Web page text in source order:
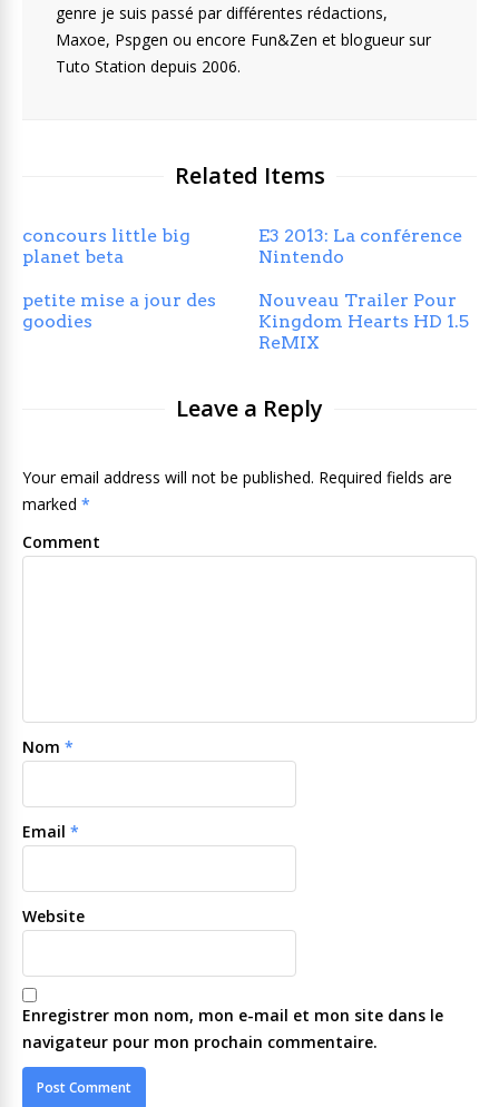
genre je suis passé par différentes rédactions,
Maxoe, Pspgen ou encore Fun&Zen et blogueur sur
Tuto Station depuis 2006.
Related Items
concours little big
planet beta
E3 2013: La conférence
Nintendo
petite mise a jour des
goodies
Nouveau Trailer Pour
Kingdom Hearts HD 1.5
ReMIX
Leave a Reply
Your email address will not be published. Required fields are
marked *
Comment
Nom *
Email *
Website
Enregistrer mon nom, mon e-mail et mon site dans le
navigateur pour mon prochain commentaire.